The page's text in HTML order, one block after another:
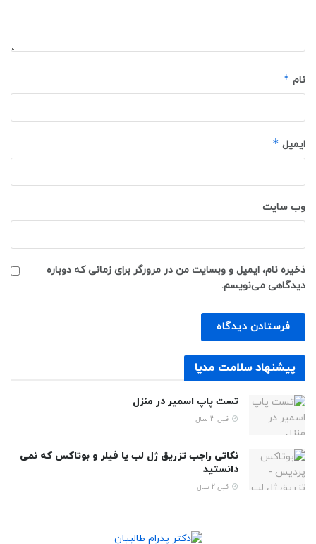
نام *
ایمیل *
وب‌ سایت
ذخیره نام، ایمیل و وبسایت من در مرورگر برای زمانی که دوباره
دیدگاهی می‌نویسم.
پیشنهاد سلامت مدیا
تست پاپ اسمیر در منزل
قبل 3 سال
نکاتی راجب تزریق ژل لب یا فیلر و بوتاکس که نمی
دانستید
قبل 2 سال